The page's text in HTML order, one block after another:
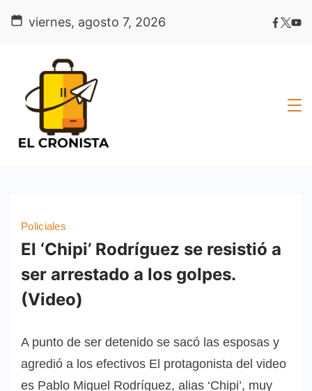
viernes, agosto 7, 2026
Policiales
El ‘Chipi’ Rodríguez se resistió a
ser arrestado a los golpes.
(Video)
A punto de ser detenido se sacó las esposas y
agredió a los efectivos El protagonista del video
es Pablo Miguel Rodríguez, alias ‘Chipi’, muy